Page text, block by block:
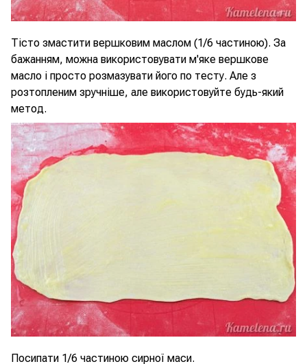
Тісто змастити вершковим маслом (1/6 частиною). За
бажанням, можна використовувати м'яке вершкове
масло і просто розмазувати його по тесту. Але з
розтопленим зручніше, але використовуйте будь-який
метод.
Посипати 1/6 частиною сирної маси.